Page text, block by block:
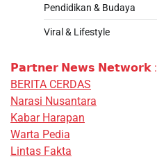
Pendidikan & Budaya
Viral & Lifestyle
𝗣𝗮𝗿𝘁𝗻𝗲𝗿 𝗡𝗲𝘄𝘀 𝗡𝗲𝘁𝘄𝗼𝗿𝗸 :
BERITA CERDAS
Narasi Nusantara
Kabar Harapan
Warta Pedia
Lintas Fakta